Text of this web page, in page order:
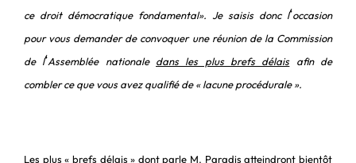
ce droit démocratique fondamental». Je saisis donc l‘occasion
pour vous demander de convoquer une réunion de la Commission
de l‘Assemblée nationale dans les plus brefs délaisafin de
combler ce que vous avez qualifié de « lacune procédurale ».
Les plus « brefs délais » dont parle M. Paradis atteindront bientôt